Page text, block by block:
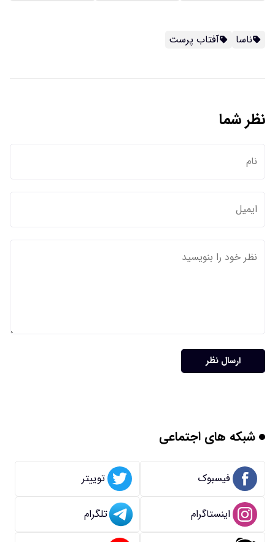
ناسا آفتاب پرست
نظر شما
ارسال نظر
شبکه های اجتماعی
فیسبوک توییتر
اینستاگرام تلگرام